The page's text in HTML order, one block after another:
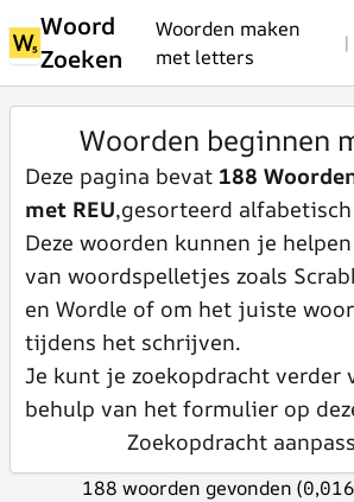
Woord
Zoeken
Woorden maken
met letters
|
Woorden beginnen
Deze pagina bevat 188
met REU,gesorteerd
Deze woorden kunnen je
van woordspelletjes zoals
en Wordle of om het juiste
tijdens het schrijven.
Je kunt je zoekopdracht verder
behulp van het formulier op
Zoekopdracht
188 woorden gevonden